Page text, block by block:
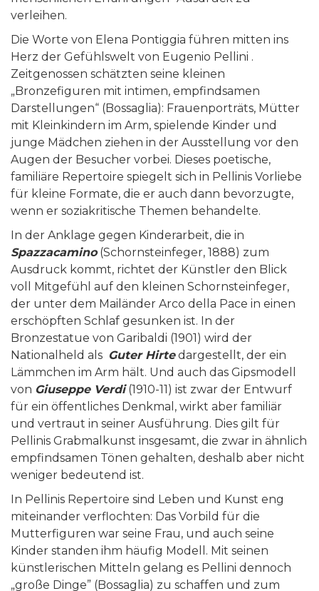
verleihen.
Die Worte von Elena Pontiggia führen mitten ins
Herz der Gefühlswelt von Eugenio Pellini .
Zeitgenossen schätzten seine kleinen
„Bronzefiguren mit intimen, empfindsamen
Darstellungen“ (Bossaglia): Frauenporträts, Mütter
mit Kleinkindern im Arm, spielende Kinder und
junge Mädchen ziehen in der Ausstellung vor den
Augen der Besucher vorbei. Dieses poetische,
familiäre Repertoire spiegelt sich in Pellinis Vorliebe
für kleine Formate, die er auch dann bevorzugte,
wenn er soziakritische Themen behandelte.
In der Anklage gegen Kinderarbeit, die in
Spazzacamino(Schornsteinfeger, 1888) zum
Ausdruck kommt, richtet der Künstler den Blick
voll Mitgefühl auf den kleinen Schornsteinfeger,
der unter dem Mailänder Arco della Pace in einen
erschöpften Schlaf gesunken ist. In der
Bronzestatue von Garibaldi (1901) wird der
Nationalheld als Guter Hirtedargestellt, der ein
Lämmchen im Arm hält. Und auch das Gipsmodell
von Giuseppe Verdi(1910-11) ist zwar der Entwurf
für ein öffentliches Denkmal, wirkt aber familiär
und vertraut in seiner Ausführung. Dies gilt für
Pellinis Grabmalkunst insgesamt, die zwar in ähnlich
empfindsamen Tönen gehalten, deshalb aber nicht
weniger bedeutend ist.
In Pellinis Repertoire sind Leben und Kunst eng
miteinander verflochten: Das Vorbild für die
Mutterfiguren war seine Frau, und auch seine
Kinder standen ihm häufig Modell. Mit seinen
künstlerischen Mitteln gelang es Pellini dennoch
„große Dinge” (Bossaglia) zu schaffen und zum